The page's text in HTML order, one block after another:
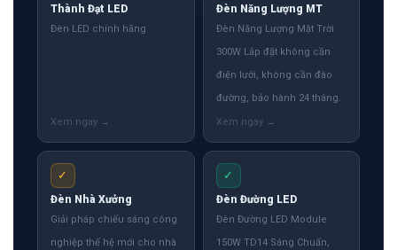
Thành Đạt LED
Đèn LED chính hãng
Đèn Năng Lượng MT
Đèn Năng Lượng Mặt Trời
300W Lắp đặt không cần
điện lưới, không cần đào
đường, bảo hành 24 tháng.
✓
Đèn Nhà Xưởng
Giải pháp chiếu sáng công
nghiệp thế hệ mới cho nhà
✓
Đèn Đường LED
Đèn Đường LED Module
150W TD14 Sáng Chuẩn,